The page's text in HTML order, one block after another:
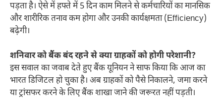
पड़ता है। ऐसे में हफ्ते में 5 दिन काम मिलने से कर्मचारियों का मानसिक
और शारीरिक तनाव कम होगा और उनकी कार्यक्षमता (Efficiency)
बढ़ेगी।
शनिवार को बैंक बंद रहने से क्या ग्राहकों को होगी परेशानी?
इस सवाल का जवाब देते हुए बैंक यूनियन ने साफ किया कि आज का
भारत डिजिटल हो चुका है। अब ग्राहकों को पैसे निकालने, जमा करने
या ट्रांसफर करने के लिए बैंक शाखा जाने की जरूरत नहीं पड़ती।